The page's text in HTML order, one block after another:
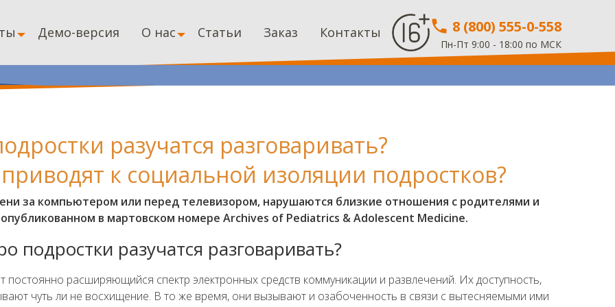
Демо-версия О нас Статьи Заказ Контакты 8 (800) 555-0-558
Пн-Пт 9:00 - 18:00 по МСК
разучатся разговаривать?
к социальной изоляции подростков?
за компьютером или перед телевизором, нарушаются близкие отношения с родителями и
в мартовском номере Archives of Pediatrics & Adolescent Medicine.
подростки разучатся разговаривать?
постоянно расширяющийся спектр электронных средств коммуникации и развлечений. Их доступность,
чуть ли не восхищение. В то же время, они вызывают и озабоченность в связи с вытесняемыми ими